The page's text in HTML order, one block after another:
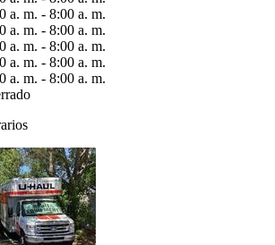
a. m. - 8:00 a. m.
a. m. - 8:00 a. m.
a. m. - 8:00 a. m.
a. m. - 8:00 a. m.
a. m. - 8:00 a. m.